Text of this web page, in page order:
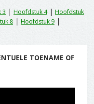
3 | Hoofdstuk 4| Hoofdstuk
8 | Hoofdstuk 9 |
TOENAME OF